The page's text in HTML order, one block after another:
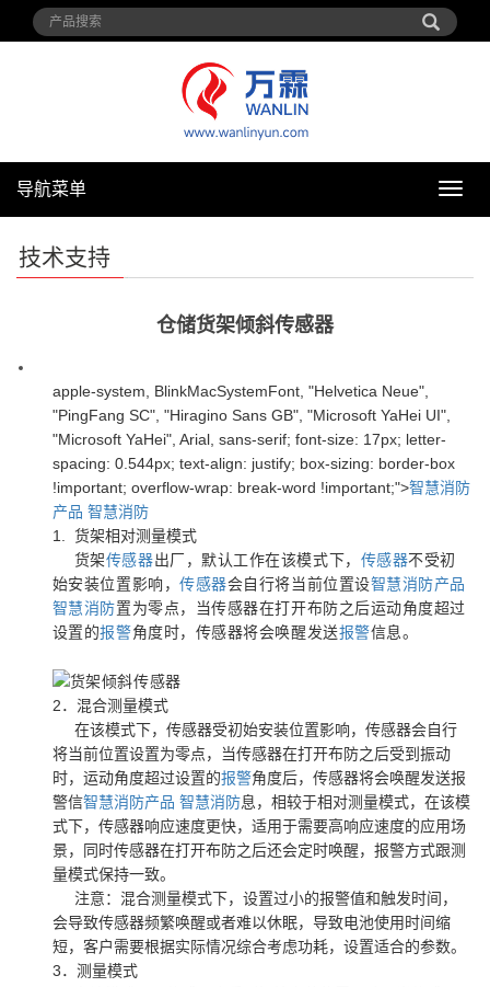
导
导航菜单
技术支持
仓储货架倾斜传感器
apple-system, BlinkMacSystemFont, "Helvetica Neue",
"PingFang SC", "Hiragino Sans GB", "Microsoft YaHei UI",
"Microsoft YaHei", Arial, sans-serif; font-size: 17px; letter-
spacing: 0.544px; text-align: justify; box-sizing: border-box
!important; overflow-wrap: break-word !important;">智慧消防
产品 智慧消防
1. 货架相对测量模式
货架传感器出厂，默认工作在该模式下， 传感器不受初
始安装位置影响，传感器会自行将当前位置设智慧消防产品
智慧消防置为零点，当传感器在打开布防之后运动角度超过
设置的报警角度时，传感器将会唤醒发送报警信息。
2．混合测量模式
在该模式下，传感器受初始安装位置影响，传感器会自行
将当前位置设置为零点，当传感器在打开布防之后受到振动
时，运动角度超过设置的报警角度后，传感器将会唤醒发送报
警信智慧消防产品 智慧消防息，相较于相对测量模式，在该模
式下，传感器响应速度更快，适用于需要高响应速度的应用场
景，同时传感器在打开布防之后还会定时唤醒，报警方式跟测
量模式保持一致。
注意：混合测量模式下，设置过小的报警值和触发时间，
会导致传感器频繁唤醒或者难以休眠，导致电池使用时间缩
短，客户需要根据实际情况综合考虑功耗，设置适合的参数。
3．测量模式